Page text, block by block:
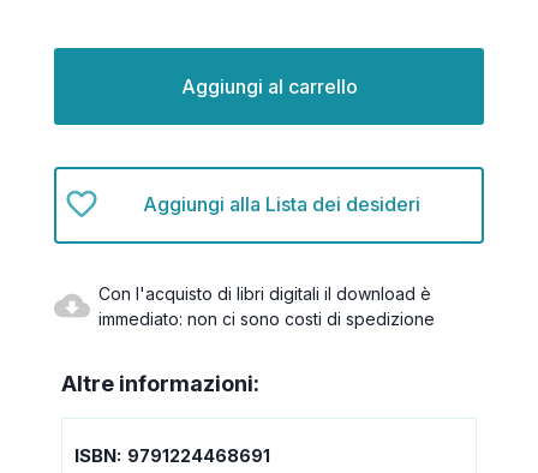
Aggiungi alla Lista dei desideri
Con l'acquisto di libri digitali il download è
immediato: non ci sono costi di spedizione
Altre informazioni:
ISBN: 9791224468691